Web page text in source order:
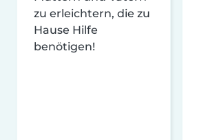
zu erleichtern, die zu
Hause Hilfe
benötigen!